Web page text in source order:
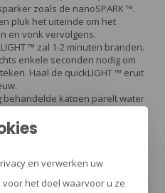
zoals de nanoSPARK ™.
pluk het uiteinde om het
en vonk vervolgens.
™ zal 1-2 minuten branden.
enkele seconden nodig om
Haal de quickLIGHT ™ eruit
behandelde katoen parelt water
droge handen pluizen.
en verwerken uw
het doel waarvoor u ze